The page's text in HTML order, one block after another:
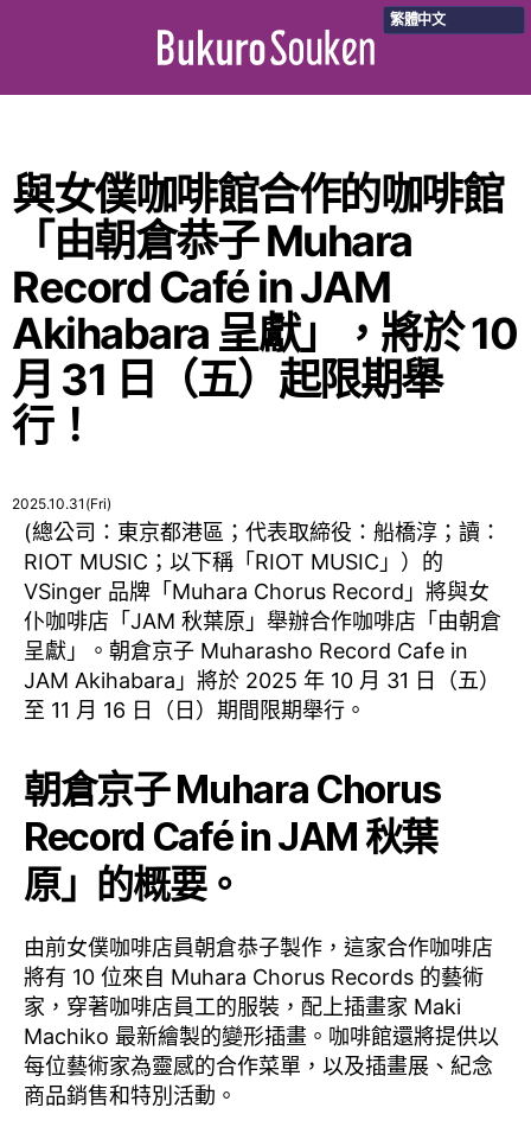
繁體中文
與女僕咖啡館合作的咖啡館
「由朝倉恭子 Muhara
Record Café in JAM
Akihabara 呈獻」，將於 10
月 31 日（五）起限期舉
行！
2025.10.31(Fri)
(總公司：東京都港區；代表取締役：船橋淳；讀：
RIOT MUSIC；以下稱「RIOT MUSIC」）的
VSinger 品牌「Muhara Chorus Record」將與女
仆咖啡店「JAM 秋葉原」舉辦合作咖啡店「由朝倉
呈獻」。朝倉京子 Muharasho Record Cafe in
JAM Akihabara」將於 2025 年 10 月 31 日（五）
至 11 月 16 日（日）期間限期舉行。
朝倉京子 Muhara Chorus
Record Café in JAM 秋葉
原」的概要。
由前女僕咖啡店員朝倉恭子製作，這家合作咖啡店
將有 10 位來自 Muhara Chorus Records 的藝術
家，穿著咖啡店員工的服裝，配上插畫家 Maki
Machiko 最新繪製的變形插畫。咖啡館還將提供以
每位藝術家為靈感的合作菜單，以及插畫展、紀念
商品銷售和特別活動。